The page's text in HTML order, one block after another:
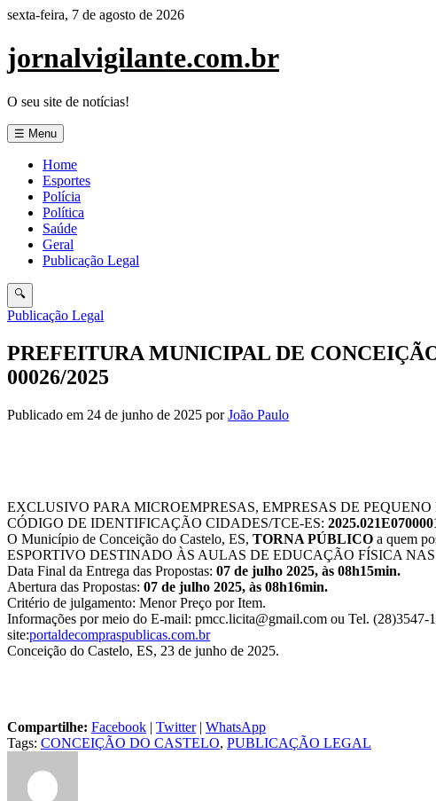
Pular
o
conteúdo
sexta-feira, 7 de agosto de 2026
jornalvigilante.com.br
O seu site de notícias!
☰ Menu
Home
Esportes
Polícia
Política
Saúde
Geral
Publicação Legal
🔍
Publicação Legal
PREFEITURA MUNICIPAL DE
00026/2025
Publicado em 24 de junho de 2025 porJoão Paulo
EXCLUSIVO PARA MICROEMPRESAS, EMPRESAS DE
CÓDIGO DE IDENTIFICAÇÃO CIDADES/TCE-ES:
O Município de Conceição do Castelo, ES, TORNA PÚBLICO a quem
ESPORTIVO DESTINADO ÀS AULAS DE EDUCAÇÃO FÍSICA
Data Final da Entrega das Propostas: 07 de julho 2025, às 08h15min.
Abertura das Propostas: 07 de julho 2025, às 08h16min.
Critério de julgamento: Menor Preço por Item.
Informações por meio do E-mail: pmcc.licita@gmail.com ou Tel. (28)3547-
site:portaldecompraspublicas.com.br
Conceição do Castelo, ES, 23 de junho de 2025.
Compartilhe: Facebook | Twitter| WhatsApp
Tags: CONCEIÇÃO DO CASTELO, PUBLICAÇÃO LEGAL